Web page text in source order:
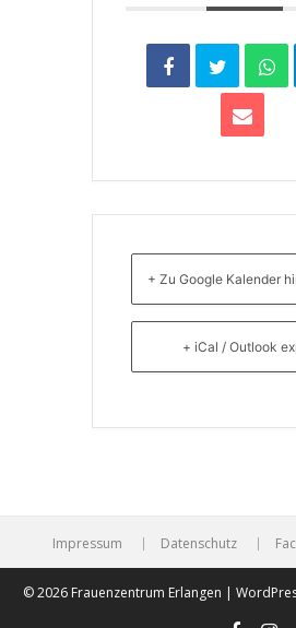
+ Zu Google Kalender
+ iCal / Outlook
Impressum Datenschutz
© 2026 Frauenzentrum Erlangen |